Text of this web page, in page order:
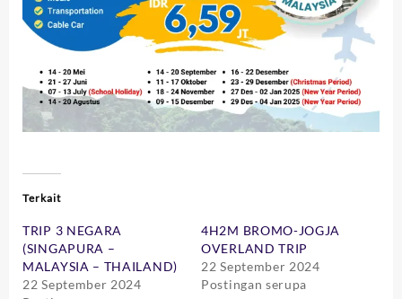
Terkait
TRIP 3 NEGARA
(SINGAPURA –
MALAYSIA – THAILAND)
22 September 2024
4H2M BROMO-JOGJA
OVERLAND TRIP
22 September 2024
Postingan serupa